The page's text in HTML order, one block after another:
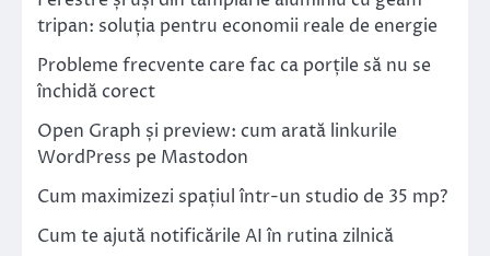
tripan: soluția pentru economii reale de energie
Probleme frecvente care fac ca porțile să nu se
închidă corect
Open Graph și preview: cum arată linkurile
WordPress pe Mastodon
Cum maximizezi spațiul într-un studio de 35 mp?
Cum te ajută notificările AI în rutina zilnică